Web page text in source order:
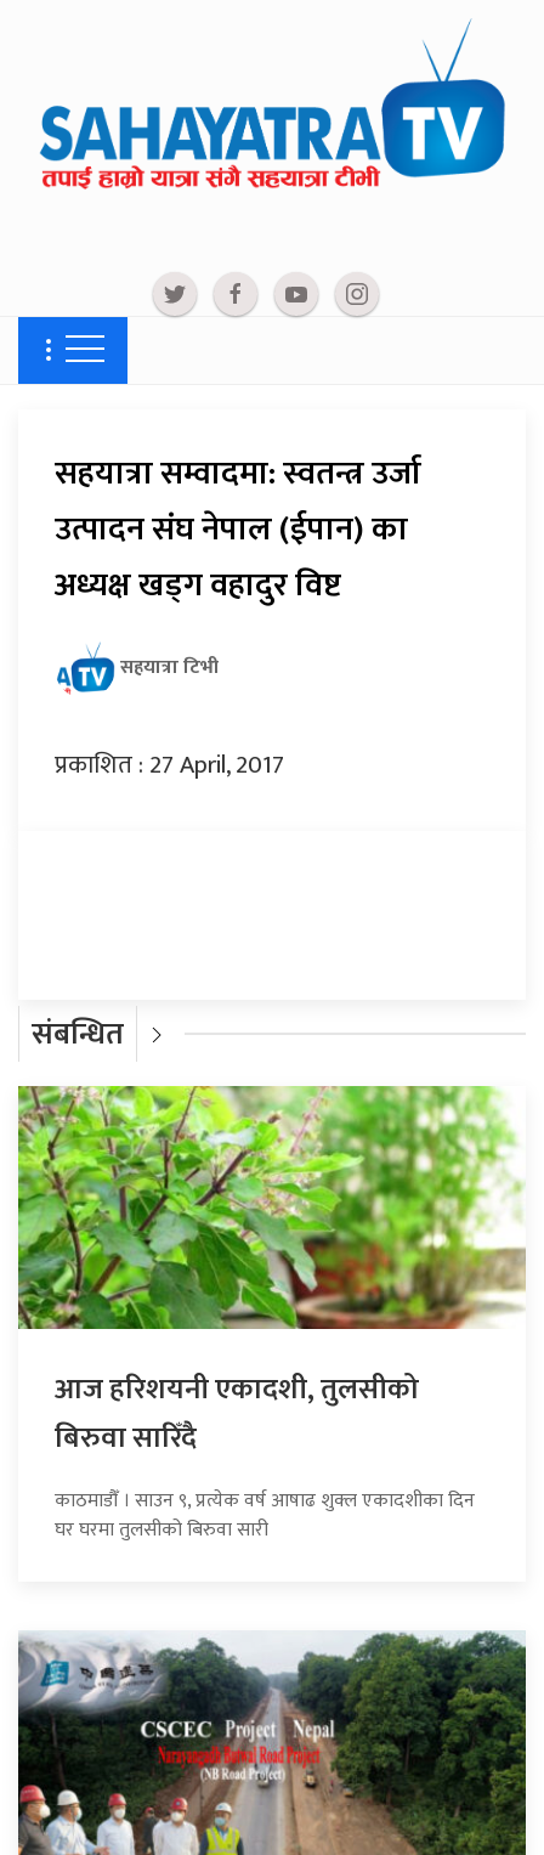
सहयात्रा सम्वादमा: स्वतन्त्र उर्जा
उत्पादन संघ नेपाल (ईपान) का
अध्यक्ष खड्ग वहादुर विष्ट
सहयात्रा टिभी
प्रकाशित : 27 April, 2017
संबन्धित
आज हरिशयनी एकादशी, तुलसीको
बिरुवा सारिँदै
काठमाडौँ । साउन ९, प्रत्येक वर्ष आषाढ शुक्ल एकादशीका दिन
घर घरमा तुलसीको बिरुवा सारी